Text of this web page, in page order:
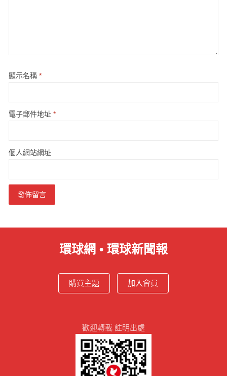
顯示名稱 *
電子郵件地址 *
個人網站網址
環球網 • 環球新聞報
購買主題 加入會員
歡迎轉載 註明出處